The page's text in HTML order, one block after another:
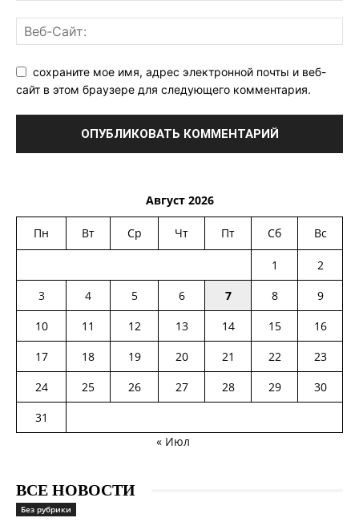
сохраните мое имя, адрес электронной почты и веб-
сайт в этом браузере для следующего комментария.
Август 2026
Пн Вт Ср Чт Пт Сб Вс
1
2
3
4 5 6 7 8
9
10
11 12 13 14 15
16
17
18 19 20 21 22
23
24
25 26 27 28 29
30
31
« Июл
ВСЕ НОВОСТИ
Без рубрики